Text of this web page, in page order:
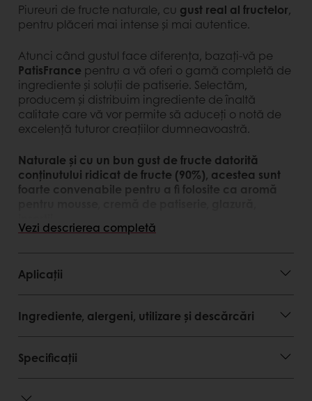
Piureuri de fructe naturale, cu gust real al fructelor,
pentru plăceri mai intense și mai autentice.
Atunci când gustul face diferența, bazați-vă pe
PatisFrance pentru a vă oferi o gamă completă de
ingrediente și soluții de patiserie. Selectăm,
producem și distribuim ingrediente de înaltă
calitate care vă vor permite să aduceți o notă de
excelență tuturor creațiilor dumneavoastră.
Naturale și cu un bun gust de fructe datorită
conținutului ridicat de fructe (90%), acestea sunt
foarte convenabile pentru a fi folosite ca aromă
Avantaje client
gamă largă de utlizare
depozitare ușoară la temperatura camerei și
utilizare imediată fără decongelare
ambalare convenabilă cu capac resigilabil
disponibil în pachete de 1 kg
Vezi descrierea completă
Aplicații
Ingrediente, alergeni, utilizare și descărcări
Specificații